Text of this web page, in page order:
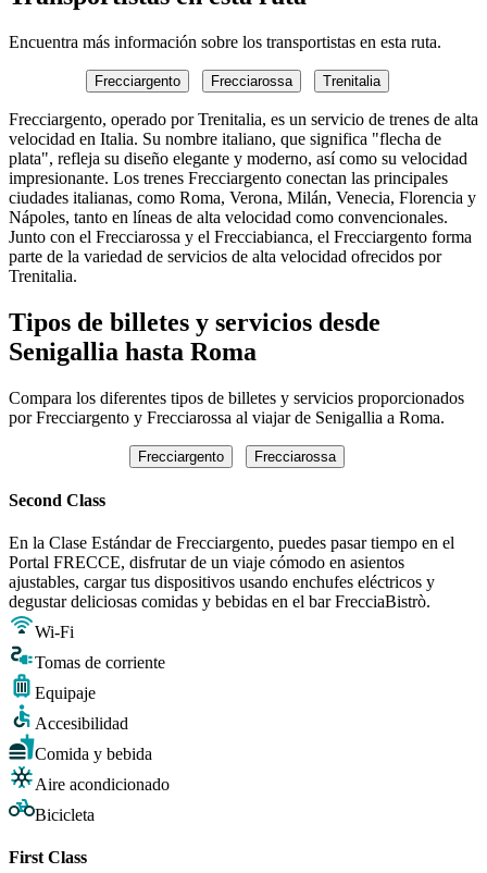
Encuentra más información sobre los transportistas en esta ruta.
Frecciargento Frecciarossa Trenitalia
Frecciargento, operado por Trenitalia, es un servicio de trenes de alta
velocidad en Italia. Su nombre italiano, que significa "flecha de
plata", refleja su diseño elegante y moderno, así como su velocidad
impresionante. Los trenes Frecciargento conectan las principales
ciudades italianas, como Roma, Verona, Milán, Venecia, Florencia y
Nápoles, tanto en líneas de alta velocidad como convencionales.
Junto con el Frecciarossa y el Frecciabianca, el Frecciargento forma
parte de la variedad de servicios de alta velocidad ofrecidos por
Trenitalia.
Tipos de billetes y servicios desde
Senigallia hasta Roma
Compara los diferentes tipos de billetes y servicios proporcionados
por Frecciargento y Frecciarossa al viajar de Senigallia a Roma.
Frecciargento Frecciarossa
Second Class
En la Clase Estándar de Frecciargento, puedes pasar tiempo en el
Portal FRECCE, disfrutar de un viaje cómodo en asientos
ajustables, cargar tus dispositivos usando enchufes eléctricos y
degustar deliciosas comidas y bebidas en el bar FrecciaBistrò.
Wi-Fi
Tomas de corriente
Equipaje
Accesibilidad
Comida y bebida
Aire acondicionado
Bicicleta
First Class